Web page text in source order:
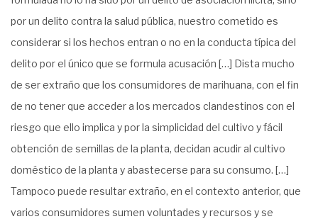
por un delito contra la salud pública, nuestro cometido es
considerar si los hechos entran o no en la conducta típica del
delito por el único que se formula acusación […] Dista mucho
de ser extraño que los consumidores de marihuana, con el fin
de no tener que acceder a los mercados clandestinos con el
riesgo que ello implica y por la simplicidad del cultivo y fácil
obtención de semillas de la planta, decidan acudir al cultivo
doméstico de la planta y abastecerse para su consumo. […]
Tampoco puede resultar extraño, en el contexto anterior, que
varios consumidores sumen voluntades y recursos y se